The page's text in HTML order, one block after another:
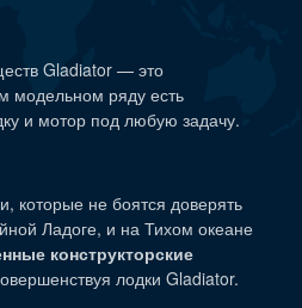
Gladiator — это
модельном ряду есть
и мотор под любую задачу.
, которые не боятся доверять
Ладоге, и на Тихом океане
конструкторские
лодки Gladiator.